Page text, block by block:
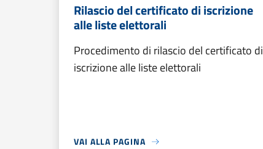
Rilascio del certificato di iscrizione
alle liste elettorali
Procedimento di rilascio del certificato di
iscrizione alle liste elettorali
VAI ALLA PAGINA